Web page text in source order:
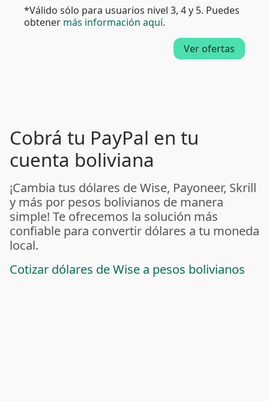
*Válido sólo para usuarios nivel 3, 4 y 5. Puedes
obtener más información aquí.
Ver ofertas
Cobrá tu PayPal en tu
cuenta boliviana
¡Cambia tus dólares de Wise, Payoneer, Skrill
y más por pesos bolivianos de manera
simple! Te ofrecemos la solución más
confiable para convertir dólares a tu moneda
local.
Cotizar dólares de Wise a pesos bolivianos